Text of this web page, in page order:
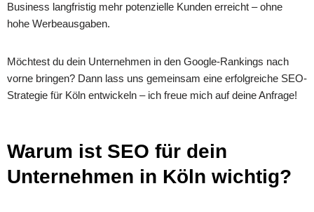
Business langfristig mehr potenzielle Kunden erreicht – ohne
hohe Werbeausgaben.
Möchtest du dein Unternehmen in den Google-Rankings nach
vorne bringen? Dann lass uns gemeinsam eine erfolgreiche SEO-
Strategie für Köln entwickeln – ich freue mich auf deine Anfrage!
Warum ist SEO für dein
Unternehmen in Köln wichtig?